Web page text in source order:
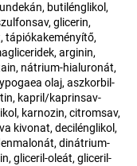
butilénglikol,
glicerin,
tápiókakeményítő,
arginin,
nátrium-hialuronát,
olaj, aszkorbil-
kapril/kaprinsav-
karnozin, citromsav,
kivonat, decilénglikol,
dinátrium-
gliceril-oleát, gliceril-